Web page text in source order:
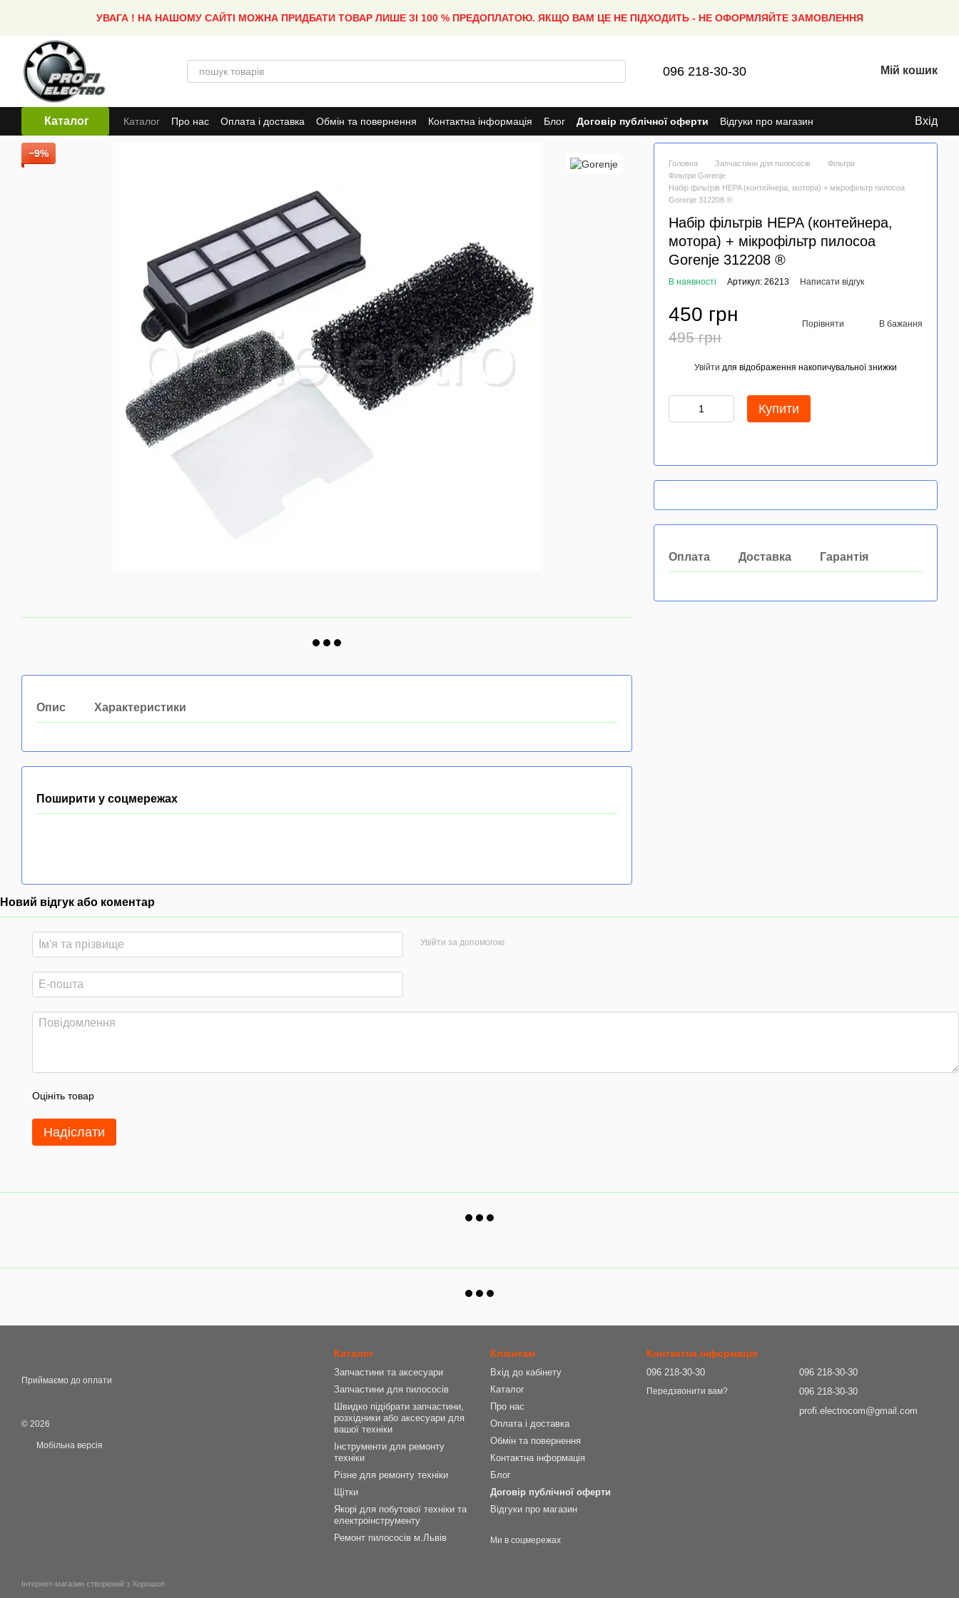
УВАГА ! НА НАШОМУ САЙТІ МОЖНА ПРИДБАТИ ТОВАР ЛИШЕ ЗІ 100 % ПРЕДОПЛАТОЮ. ЯКЩО ВАМ ЦЕ НЕ ПІДХОДИТЬ - НЕ ОФОРМЛЯЙТЕ ЗАМОВЛЕННЯ
096 218-30-30 Мій кошик
Каталог Каталог Про нас Оплата і доставка Обмін та повернення Контактна інформація Блог Договір публічної оферти Відгуки про магазин Вхід
Головна Запчастини для пилососів
Фільтри
Фільтри Gorenje
Набір фільтрів HEPA (контейнера, мотора) + мікрофільтр пилосоа
Gorenje 312208 ®
Набір фільтрів HEPA (контейнера,
мотора) + мікрофільтр пилосоа
Gorenje 312208 ®
В наявності Артикул: 26213 Написати відгук
450 грн
495 грн
Порівняти В бажання
Увійти для відображення накопичувальної знижки
Купити
Оплата Доставка Гарантія
−9%
Опис Характеристики
Поширити у соцмережах
Новий відгук або коментар
Увійти за допомогою
Оцініть товар
Надіслати
Приймаємо до оплати
© 2026
Мобільна версія
Інтернет-магазин створений з Хорошоп
Каталог
Запчастини та аксесуари
Запчастини для пилососів
Швидко підібрати запчастини,
розхідники або аксесуари для
вашої техніки
Інструменти для ремонту
техніки
Різне для ремонту техніки
Щітки
Якорі для побутової техніки та
електроінструменту
Ремонт пилососів м.Львів
Клієнтам
Вхід до кабінету
Каталог
Про нас
Оплата і доставка
Обмін та повернення
Контактна інформація
Блог
Договір публічної оферти
Відгуки про магазин
Ми в соцмережах
Контактна інформація
096 218-30-30
Передзвонити вам?
096 218-30-30
096 218-30-30
profi.electrocom@gmail.com